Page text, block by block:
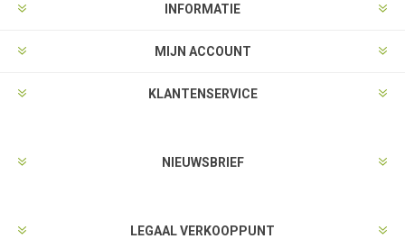
INFORMATIE
MIJN ACCOUNT
KLANTENSERVICE
NIEUWSBRIEF
LEGAAL VERKOOPPUNT